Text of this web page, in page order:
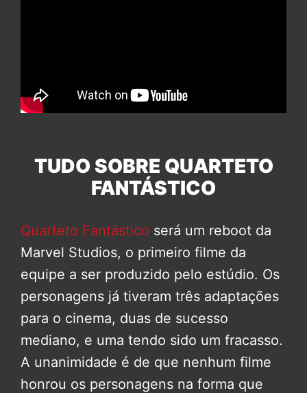
TUDO SOBRE QUARTETO
FANTÁSTICO
Quarteto Fantástico será um reboot da
Marvel Studios, o primeiro filme da
equipe a ser produzido pelo estúdio. Os
personagens já tiveram três adaptações
para o cinema, duas de sucesso
mediano, e uma tendo sido um fracasso.
A unanimidade é de que nenhum filme
honrou os personagens na forma que